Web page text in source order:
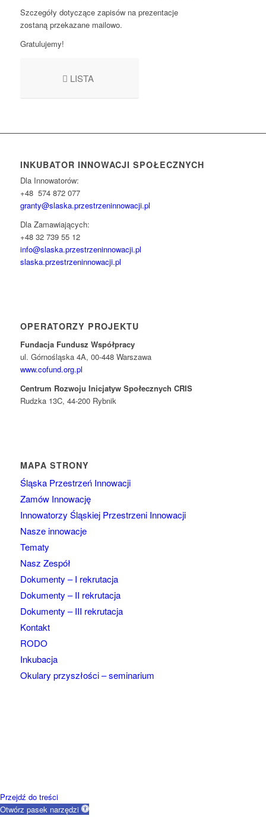
Szczegóły dotyczące zapisów na prezentacje
zostaną przekazane mailowo.
Gratulujemy!
LISTA
INKUBATOR INNOWACJI SPOŁECZNYCH
Dla Innowatorów:
+48 574 872 077
granty@slaska.przestrzeninnowacji.pl
Dla Zamawiających:
+48 32 739 55 12
info@slaska.przestrzeninnowacji.pl
slaska.przestrzeninnowacji.pl
OPERATORZY PROJEKTU
Fundacja Fundusz Współpracy
ul. Górnośląska 4A, 00-448 Warszawa
www.cofund.org.pl
Centrum Rozwoju Inicjatyw Społecznych CRIS
Rudzka 13C, 44-200 Rybnik
MAPA STRONY
Śląska Przestrzeń Innowacji
Zamów Innowację
Innowatorzy Śląskiej Przestrzeni Innowacji
Nasze innowacje
Tematy
Nasz Zespół
Dokumenty – I rekrutacja
Dokumenty – II rekrutacja
Dokumenty – III rekrutacja
Kontakt
RODO
Inkubacja
Okulary przyszłości – seminarium
Przejdź do treści
Otwórz pasek narzędzi